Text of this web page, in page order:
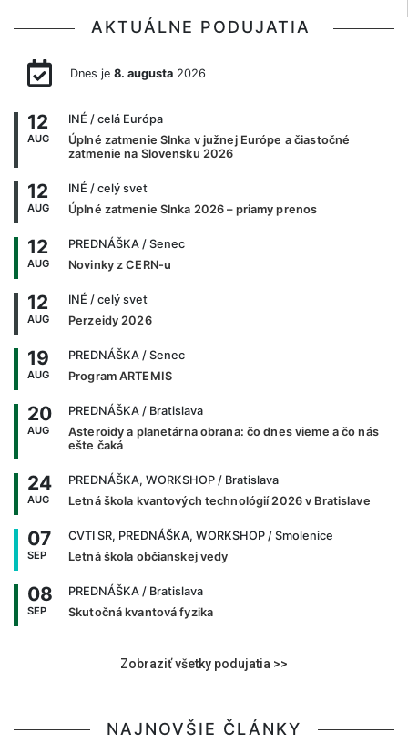
AKTUÁLNE PODUJATIA
Dnes je 8. augusta2026
12
AUG
INÉ / celá Európa
Úplné zatmenie Slnka v južnej Európe a čiastočné
zatmenie na Slovensku 2026
12
AUG
INÉ / celý svet
Úplné zatmenie Slnka 2026 – priamy prenos
12
AUG
PREDNÁŠKA / Senec
Novinky z CERN-u
12
AUG
INÉ / celý svet
Perzeidy 2026
19
AUG
PREDNÁŠKA / Senec
Program ARTEMIS
20
AUG
PREDNÁŠKA / Bratislava
Asteroidy a planetárna obrana: čo dnes vieme a čo nás
ešte čaká
24
AUG
PREDNÁŠKA, WORKSHOP / Bratislava
Letná škola kvantových technológií 2026 v Bratislave
07
SEP
CVTI SR, PREDNÁŠKA, WORKSHOP / Smolenice
Letná škola občianskej vedy
08
SEP
PREDNÁŠKA / Bratislava
Skutočná kvantová fyzika
Zobraziť všetky podujatia >>
NAJNOVŠIE ČLÁNKY